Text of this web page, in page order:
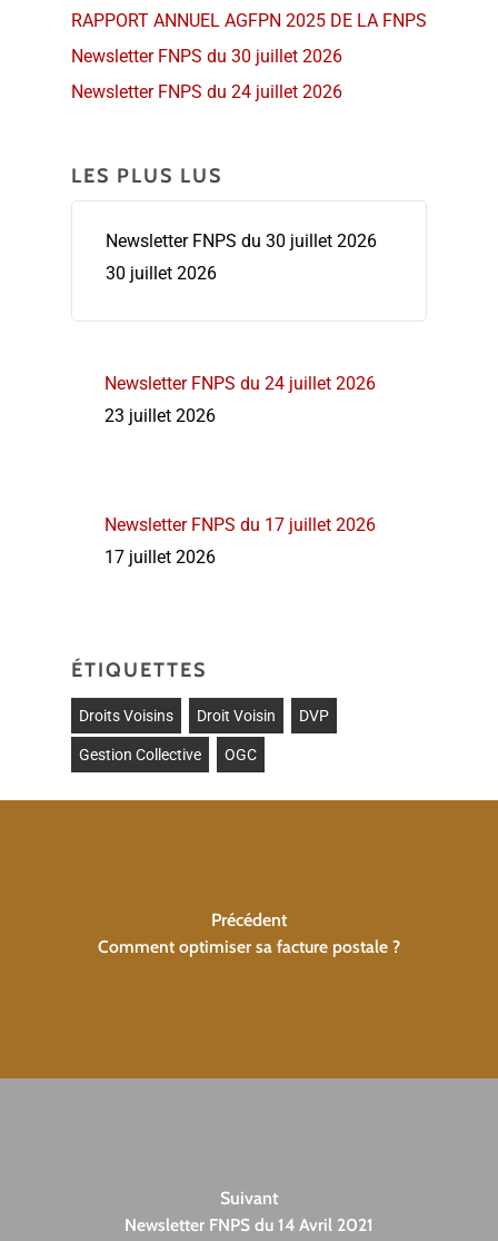
RAPPORT ANNUEL AGFPN 2025 DE LA FNPS
Newsletter FNPS du 30 juillet 2026
Newsletter FNPS du 24 juillet 2026
LES PLUS LUS
Newsletter FNPS du 30 juillet 2026
30 juillet 2026
Newsletter FNPS du 24 juillet 2026
23 juillet 2026
Newsletter FNPS du 17 juillet 2026
17 juillet 2026
ÉTIQUETTES
Droits Voisins Droit Voisin DVP
Gestion Collective OGC
Précédent
Comment optimiser sa facture postale ?
Suivant
Newsletter FNPS du 14 Avril 2021